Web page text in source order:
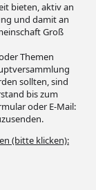
bieten, aktiv an
und damit an
Groß
Themen
sollten, sind
bis zum
oder E-Mail:
(bitte klicken):